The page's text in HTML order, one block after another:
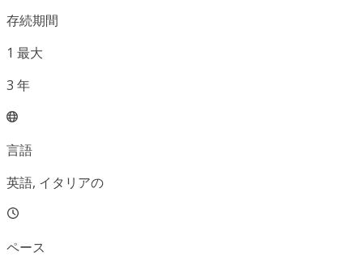
存続期間
1 最大
3 年
言語
英語, イタリアの
ペース